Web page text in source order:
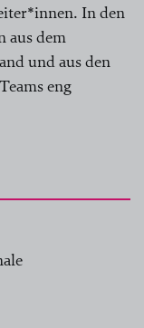
In den
aus dem
und aus den
eng